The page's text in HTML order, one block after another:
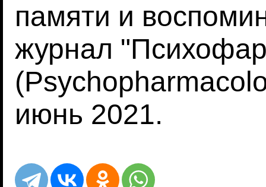
памяти и
журнал
июнь 2021.